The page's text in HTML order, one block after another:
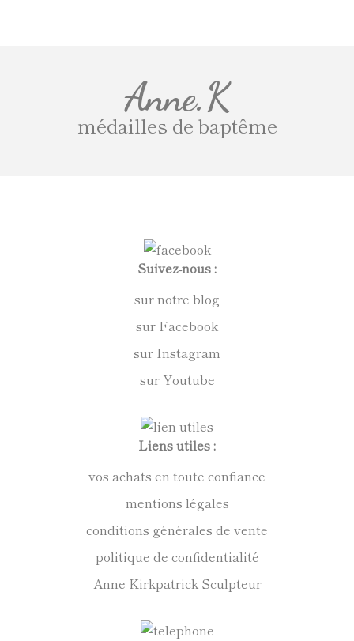
Anne.K
médailles de baptême
Suivez-nous :
sur notre blog
sur Facebook
sur Instagram
sur Youtube
Liens utiles :
vos achats en toute confiance
mentions légales
conditions générales de vente
politique de confidentialité
Anne Kirkpatrick Sculpteur